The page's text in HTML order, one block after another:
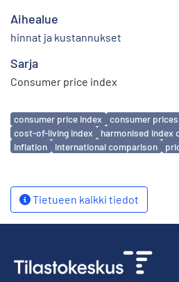
Aihealue
hinnat ja kustannukset
Sarja
Consumer price index
Avainsanat
consumer price index consumer prices
cost-of-living index
harmonised index
inflation
international comparison
Tietueen kaikki tiedot